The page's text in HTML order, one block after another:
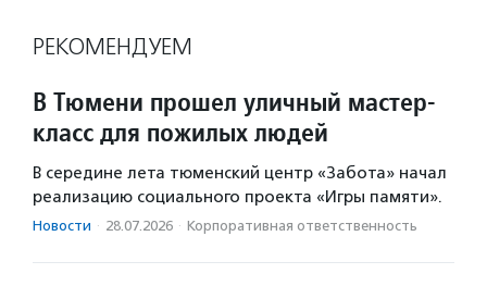
РЕКОМЕНДУЕМ
В Тюмени прошел уличный мастер-
класс для пожилых людей
В середине лета тюменский центр «Забота» начал
реализацию социального проекта «Игры памяти».
Новости · 28.07.2026 · Корпоративная ответственность